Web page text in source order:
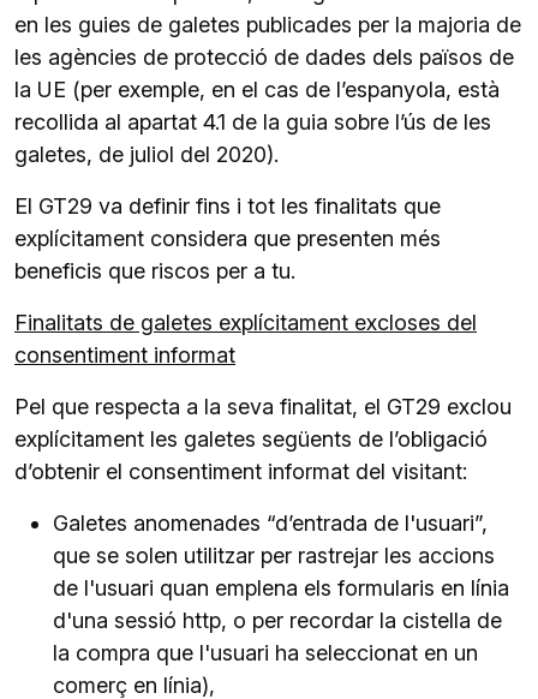
en les guies de galetes publicades per la majoria de
les agències de protecció de dades dels països de
la UE (per exemple, en el cas de l’espanyola, està
recollida al apartat 4.1 de la guia sobre l’ús de les
galetes, de juliol del 2020).
El GT29 va definir fins i tot les finalitats que
explícitament considera que presenten més
beneficis que riscos per a tu.
Finalitats de galetes explícitament excloses del
consentiment informat
Pel que respecta a la seva finalitat, el GT29 exclou
explícitament les galetes següents de l’obligació
d’obtenir el consentiment informat del visitant:
Galetes anomenades “d’entrada de l'usuari”,
que se solen utilitzar per rastrejar les accions
de l'usuari quan emplena els formularis en línia
d'una sessió http, o per recordar la cistella de
la compra que l'usuari ha seleccionat en un
comerç en línia),